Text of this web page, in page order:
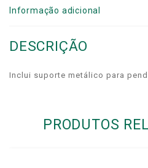
Informação adicional
DESCRIÇÃO
Inclui suporte metálico para
PRODUTOS